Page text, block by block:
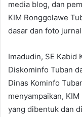
media blog, dan
KIM Ronggolawe
dasar dan foto
Imadudin, SE Kabid
Diskominfo Tuban
Dinas Kominfo
menyampaikan,
yang dibentuk dan